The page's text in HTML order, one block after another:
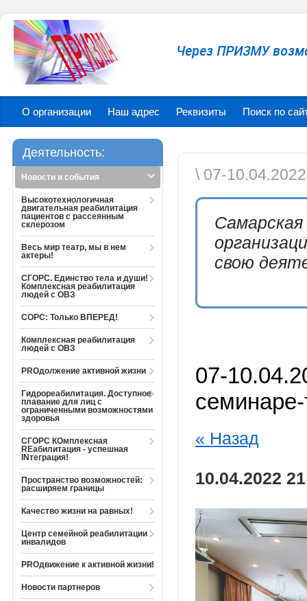
Через ПРИЗМУ
О организации Наш адрес Реквизиты Поиск по
Деятельность:
Новости и события
Высокотехнологичная
двигательная реабилитация
пациентов с рассеянным
склерозом
Весь мир театр, мы в нем
актеры!
СГОРС. Единство тела и души!
Комплексная реабилитация
людей с ОВЗ
СОРС: Только ВПЕРЕД!
Комплексная реабилитация
людей с ОВЗ
PROдолжение активной жизни
Гидрореабилитация. Доступное
плавание для лиц с
ограниченными возможностями
здоровья
СГОРС КОмплексная
REабилитация - успешная
INтеграция!
Пространство возможностей:
расширяем границы
Качество жизни на равных!
Центр семейной реабилитации
инвалидов
PROдвижение к активной жизни!
Новости партнеров
\ 07-
свою
07-
семинаре-
« Назад
10.04.2022